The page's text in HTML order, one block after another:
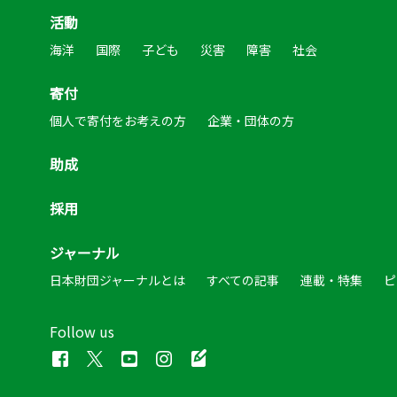
Follow us
活動
海洋 国際 子ども 災害 障害 社会
寄付
個人で寄付をお考えの方 企業・団体の方
助成
採用
ジャーナル
日本財団ジャーナルとは すべての記事 連載・特集